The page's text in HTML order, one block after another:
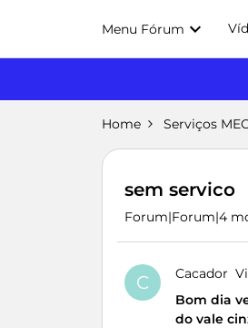
Menu Fórum
Home Serviços
sem servico
Forum|Forum|4
C Cacador
Bom dia
do vale